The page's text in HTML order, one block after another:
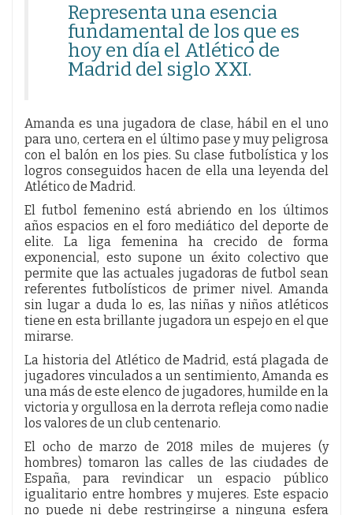
Representa una esencia
fundamental de los que es
hoy en día el Atlético de
Madrid del siglo XXI.
Amanda es una jugadora de clase, hábil en el uno
para uno, certera en el último pase y muy peligrosa
con el balón en los pies. Su clase futbolística y los
logros conseguidos hacen de ella una leyenda del
Atlético de Madrid.
El futbol femenino está abriendo en los últimos
años espacios en el foro mediático del deporte de
elite. La liga femenina ha crecido de forma
exponencial, esto supone un éxito colectivo que
permite que las actuales jugadoras de futbol sean
referentes futbolísticos de primer nivel. Amanda
sin lugar a duda lo es, las niñas y niños atléticos
tiene en esta brillante jugadora un espejo en el que
mirarse.
La historia del Atlético de Madrid, está plagada de
jugadores vinculados a un sentimiento, Amanda es
una más de este elenco de jugadores, humilde en la
victoria y orgullosa en la derrota refleja como nadie
los valores de un club centenario.
El ocho de marzo de 2018 miles de mujeres (y
hombres) tomaron las calles de las ciudades de
España, para revindicar un espacio público
igualitario entre hombres y mujeres. Este espacio
no puede ni debe restringirse a ninguna esfera